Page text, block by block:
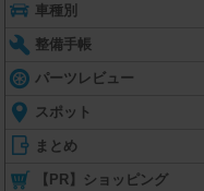
車種別
整備手帳
パーツレビュー
スポット
まとめ
【PR】ショッピング